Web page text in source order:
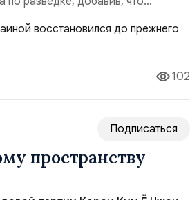
дальности позволило ей
укрепило её
к позитивному пов...
102
Подписаться
пространству